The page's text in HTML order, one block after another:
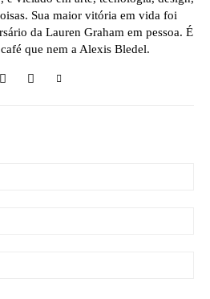
Sua maior vitória em vida foi
da Lauren Graham em pessoa. É
que nem a Alexis Bledel.